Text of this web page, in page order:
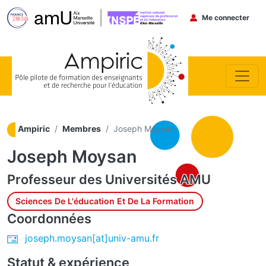
Menu du
Me connecter
Ampiric Membres Joseph Moysan
Joseph Moysan
Professeur des UniversitésAMU
Sciences De L'éducation Et De La Formation
Coordonnées
joseph.moysan[at]univ-amu.fr
Statut & expérience